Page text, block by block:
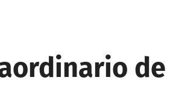
de